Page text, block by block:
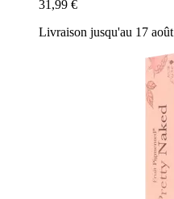
31,99 €
Livraison jusqu'au 17 août